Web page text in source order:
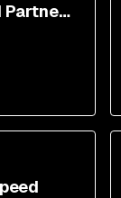
Partner